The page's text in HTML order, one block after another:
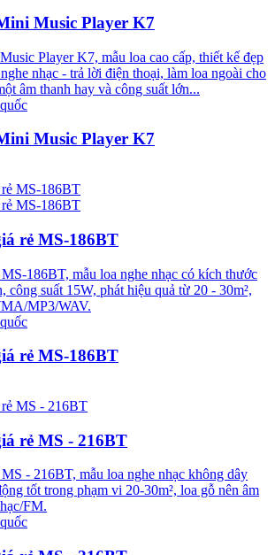
Music Player K7
Player K7, mẫu loa cao cấp, thiết kế đẹp
nhạc - trả lời điện thoại, làm loa ngoài cho
âm thanh hay và công suất lớn...
Music Player K7
rẻ MS-186BT
186BT, mẫu loa nghe nhạc có kích thước
công suất 15W, phát hiệu quả từ 20 - 30m²,
MP3/WAV.
rẻ MS-186BT
rẻ MS - 216BT
- 216BT, mẫu loa nghe nhạc không dây
tốt trong phạm vi 20-30m², loa gỗ nên âm
FM.